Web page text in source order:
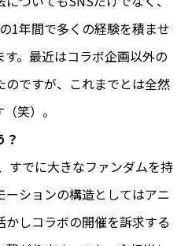
1年間で多くの経験を積ませ
。最近はコラボ企画以外の
のですが、これまでとは全然
笑）。
？
すでに大きなファンダムを持
ションの構造としてはアニ
しコラボの開催を訴求する